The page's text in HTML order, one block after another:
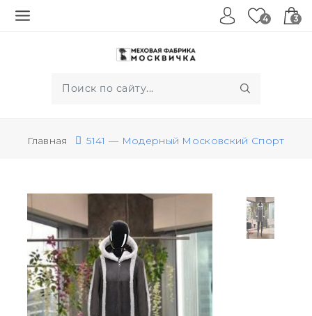
4 3
Главная 5141 — Модерный Московский Спорт